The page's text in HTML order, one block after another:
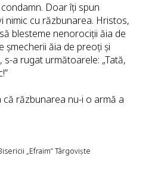
Doar îți spun
nimic cu răzbunarea. Hristos,
blesteme nenorociții ăia de
șmecherii ăia de preoți și
s-a rugat următoarele: „Tată,
că răzbunarea nu-i o armă a
„Efraim” Târgoviște